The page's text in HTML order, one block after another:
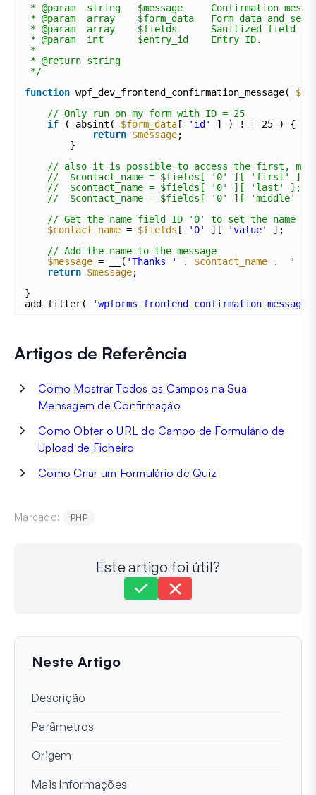
* @param  string   $message     Confirmation
* @param  array    $form_data   Form data and
* @param  array    $fields      Sanitized field
* @param  int      $entry_id    Entry ID.
*
* @return string
*/
function wpf_dev_frontend_confirmation_message(
// Only run on my form with ID = 25
if
( absint( $form_data[ 'id'
] ) !== 25 ) {
return $message;
}
// also it is possible to access the first,
//  $contact_name = $fields[ '0' ][ 'first' ];
//  $contact_name = $fields[ '0' ][ 'last' ]; -
//  $contact_name = $fields[ '0' ][ 'middle' ];
// Get the name field ID '0' to set the name for
$contact_name = $fields [ '0' ][ 'value'
];
// Add the name to the message
$message = __( 'Thanks ' . $contact_name .
'
return $message;
}
add_filter(
'wpforms_frontend_confirmation_message'
Artigos de Referência
Como Mostrar Todos os Campos na Sua
Mensagem de Confirmação
Como Obter o URL do Campo de Formulário de
Upload de Ficheiro
Como Criar um Formulário de Quiz
Marcado: PHP
Este artigo foi útil?
Última Atualização em 26 de Março de 2024
Neste Artigo
Descrição
Parâmetros
Origem
Mais Informações